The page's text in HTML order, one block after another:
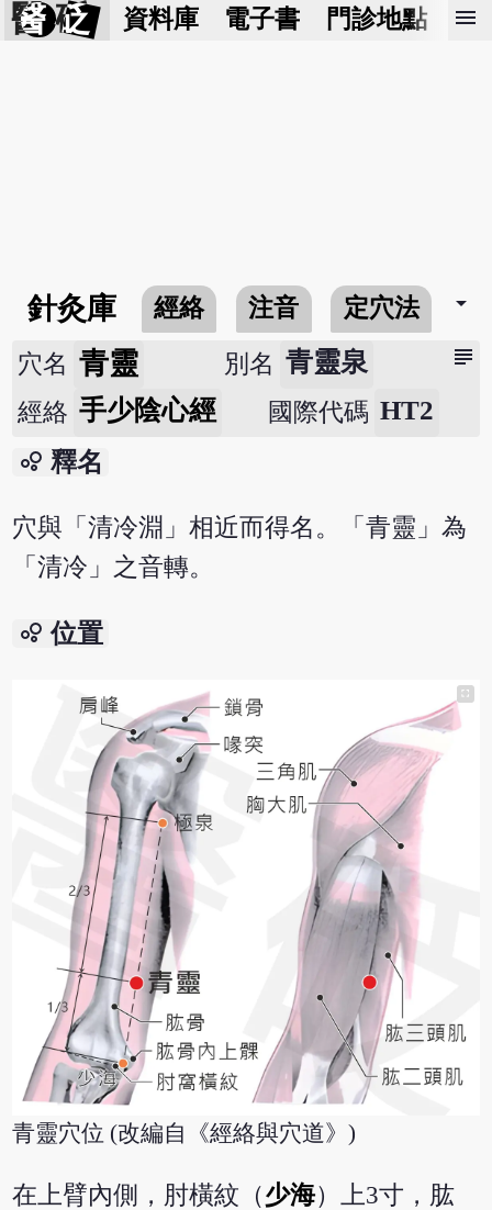
醫 砭 資料庫 電子書 門診地點 預
menu
針灸庫 經絡 注音 定穴法 arrow_drop_down
subject
穴名 青靈 別名 青靈泉
經絡 手少陰心經 國際代碼 HT2
bubble_chart 釋名
穴與「清冷淵」相近而得名。「青靈」為
「清冷」之音轉。
bubble_chart 位置
青靈穴位 (改編自《經絡與穴道》)
在上臂內側，肘橫紋（少海）上3寸，肱